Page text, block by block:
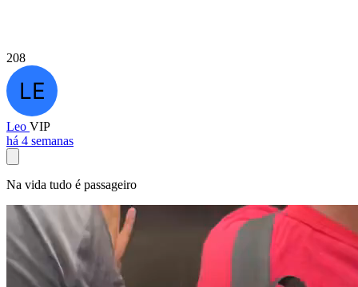
208
Leo VIP
há 4 semanas
Na vida tudo é passageiro